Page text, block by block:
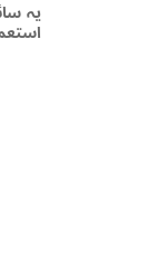
یہ سائٹ آپ
استعمال